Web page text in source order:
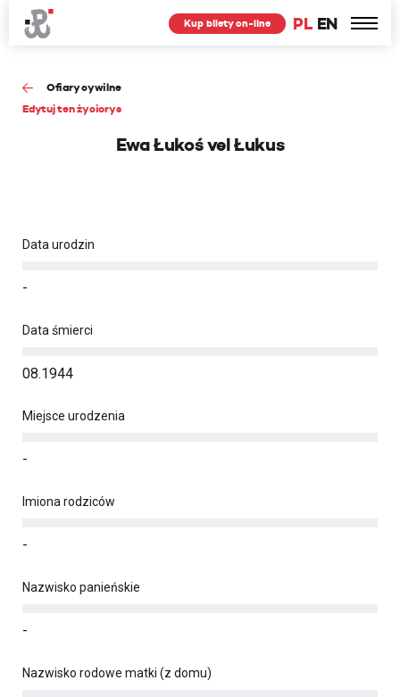
PL EN
Kup bilety on-line
Ofiary cywilne
Edytuj ten życiorys
Ewa Łukoś vel Łukus
Data urodzin
-
Data śmierci
08.1944
Miejsce urodzenia
-
Imiona rodziców
-
Nazwisko panieńskie
-
Nazwisko rodowe matki (z domu)